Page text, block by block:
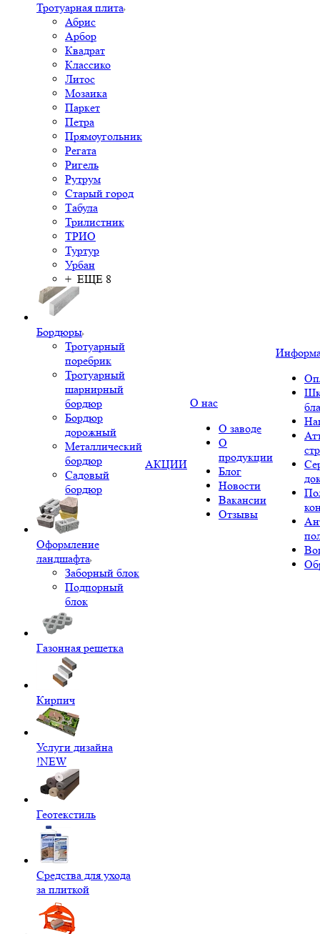
Тротуарная плита
Абрис
Арбор
Квадрат
Классико
Литос
Мозаика
Паркет
Петра
Прямоугольник
Регата
Ригель
Рутрум
Старый город
Табула
Трилистник
ТРИО
Туртур
Урбан
+ ЕЩЕ 8
Бордюры
Тротуарный
поребрик
Тротуарный
шарнирный
бордюр
Бордюр
дорожный
Металлический
бордюр
Садовый
бордюр
Оформление
ландшафта
Заборный блок
Подпорный
блок
Газонная решетка
Кирпич
Услуги дизайна
!NEW
Геотекстиль
Средства для ухода
за плиткой
АКЦИИ
О нас
О заводе
О
продукции
Блог
Новости
Вакансии
Отзывы